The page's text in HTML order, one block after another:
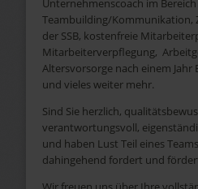
Unternehmenscoach im Bereich
Teambuilding/Kommunikation,
der SSB, kostenfreie
Mitarbeiterverpflegung,
Altersvorsorge nach einem
und vieles weiter mehr.
Sind Sie herzlich,
verantwortungsvoll,
und haben Lust Teil eines
dahingehend fordert und